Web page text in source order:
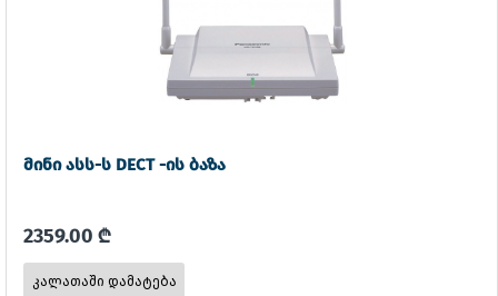
მინი ასს-ს DECT -ის ბაზა
2359.00 ₾